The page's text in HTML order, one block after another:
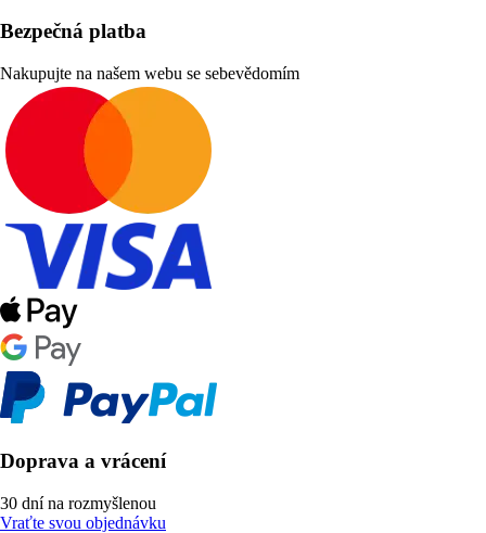
Bezpečná platba
Nakupujte na našem webu se sebevědomím
Doprava a vrácení
30 dní na rozmyšlenou
Vraťte svou objednávku